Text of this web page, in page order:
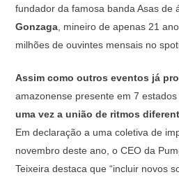
fundador da famosa banda Asas de
Gonzaga, mineiro de apenas 21
milhões de ouvintes mensais no
Assim como outros eventos já
amazonense presente em 7 estados
uma vez a união de ritmos
Em declaração a uma coletiva de
novembro deste ano, o CEO da
Teixeira destaca que “incluir novos